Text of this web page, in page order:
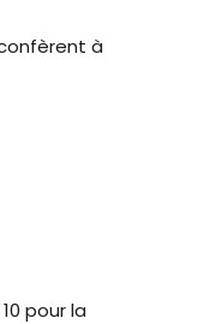
à
pour la